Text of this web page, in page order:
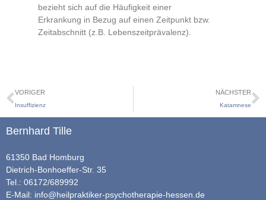
bezieht sich auf die Häufigkeit einer
Erkrankung in Bezug auf einen Zeitpunkt bzw.
Zeitabschnitt (z.B. Lebenszeitprävalenz).
VORIGER
Insuffizienz
NÄCHSTER
Katamnese
Bernhard Tille
61350 Bad Homburg
Dietrich-Bonhoeffer-Str. 35
Tel.: 06172/689992
E-Mail: info@heilpraktiker-psychotherapie-hessen.de